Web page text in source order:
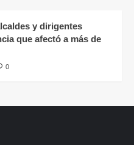
y dirigentes
que afectó a más de
0